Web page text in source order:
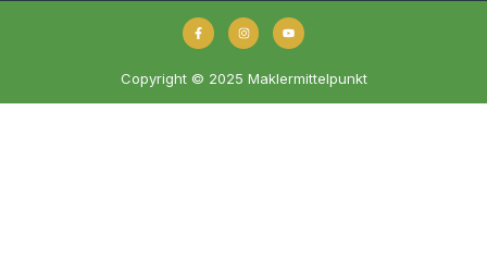
Copyright © 2025 Maklermittelpunkt